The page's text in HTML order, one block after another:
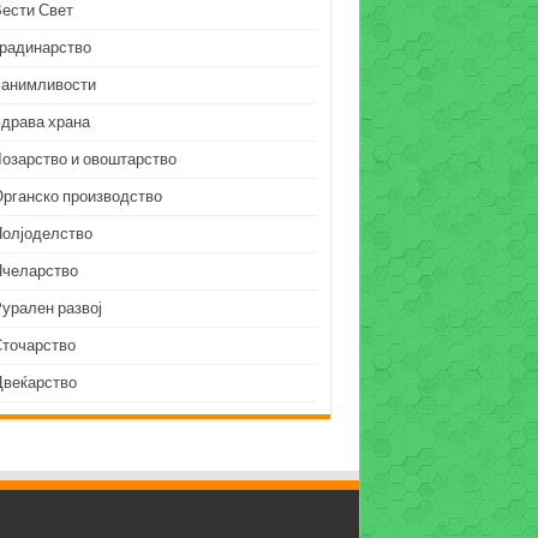
Свет
храна
и овоштарство
производство
развој